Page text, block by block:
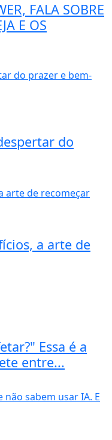
FALA SOBRE
E OS
do
a arte de
Essa é a
entre...